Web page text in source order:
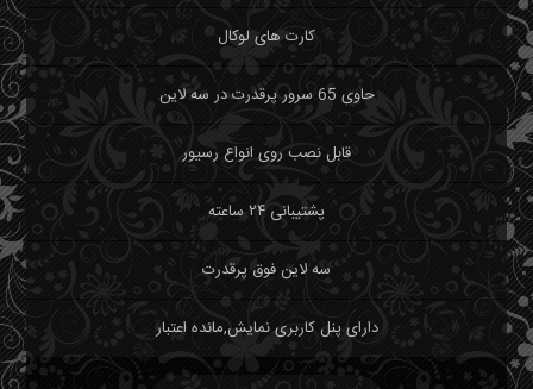
کارت های لوکال
حاوی 65 سرور پرقدرت در سه لاین
قابل نصب روی انواع رسیور
پشتیبانی ۲۴ ساعته
سه لاین فوق پرقدرت
دارای پنل کاربری نمایش,مانده اعتبار